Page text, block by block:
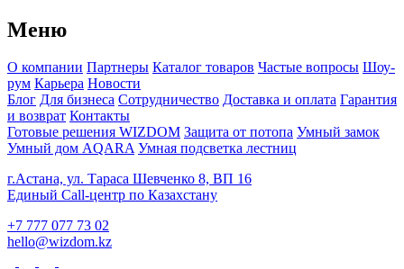
Меню
О компании Партнеры Каталог товаров Частые вопросы Шоу-
рум Карьера Новости
Блог Для бизнеса Сотрудничество Доставка и оплата Гарантия
и возврат Контакты
Готовые решения WIZDOM Защита от потопа Умный замок
Умный дом AQARA Умная подсветка лестниц
г.Астана, ул. Тараса Шевченко 8, ВП 16
Единый Call-центр по Казахстану
+7 777 077 73 02
hello@wizdom.kz